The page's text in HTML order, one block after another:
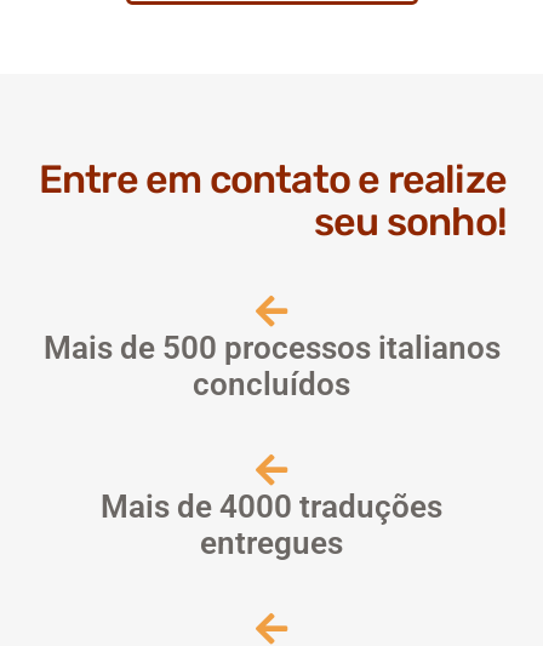
Entre em contato e realize
seu sonho!
Mais de 500 processos italianos
concluídos
Mais de 4000 traduções
entregues